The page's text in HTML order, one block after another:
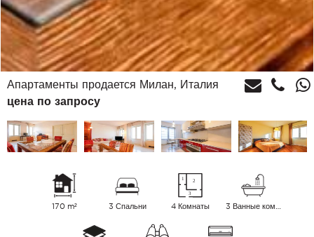
Апартаменты продается Милан, Италия
цена по запросу
170 m² 3 Спальни 4 Комнаты